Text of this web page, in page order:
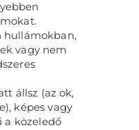
hullámokban,
vagy nem
állsz (az ok,
képes vagy
a közeledő